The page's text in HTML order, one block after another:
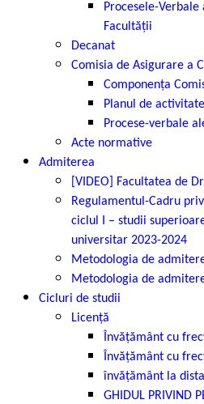
Procesele-
Facultății
Decanat
Comisia de Asigurare a
Componența
Planul de
Procese-verbale
Acte normative
Admiterea
[VIDEO] Facultatea de
Regulamentul-Cadru
ciclul I – studii
universitar 2023-2024
Metodologia de
Metodologia de
Cicluri de studii
Licență
Învățământ cu
Învățământ cu
învățământ la
GHIDUL PRIVIND